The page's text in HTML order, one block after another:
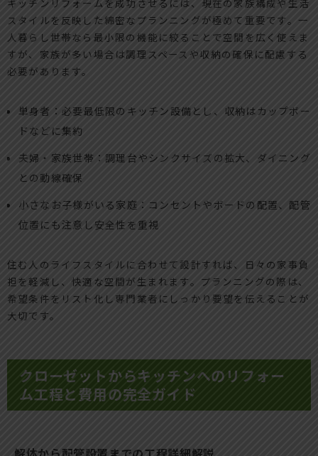
スタイルを反映した綿密なプランニングが極めて重要です。一
人暮らし世帯なら最小限の機能に絞ることで空間を広く使えま
すが、家族が多い場合は調理スペースや収納の確保に配慮する
必要があります。
単身者：必要最低限のキッチン設備とし、収納はカップボー
ドなどに集約
夫婦・家族世帯：調理台やシンクサイズの拡大、ダイニング
との動線確保
小さなお子様がいる家庭：コンセントやボードの配置、配管
位置にも注意し安全性を重視
住む人のライフスタイルに合わせて設計すれば、日々の家事負
担を軽減し、快適な空間が生まれます。プランニングの際は、
希望条件をリスト化し専門業者にしっかり要望を伝えることが
大切です。
クローゼットからキッチンへのリフォー
ム工程と費用の完全ガイド